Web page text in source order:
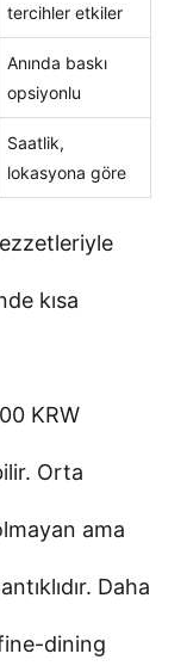
tercihler etkiler
Anında baskı
opsiyonlu
Saatlik,
lokasyona göre
kısa
KRW
Orta
ama
Daha
dining